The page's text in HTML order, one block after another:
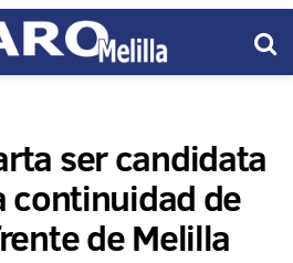
ser candidata
continuidad de
de Melilla